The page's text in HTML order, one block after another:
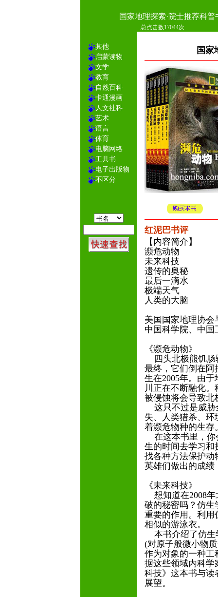
国家地理探索·院士推荐科普
总点击数17044次
其他
启蒙读物
文学
教育
自然百科
卡通漫画
人文社科
艺术
语言
体育
电脑网络
工具书
电子出版物
不区分
国家
红泥巴书评
【内容简介】
濒危动物
未来科技
遗传的奥秘
最后一滴水
极端天气
人类的大脑
美国国家地理协
中国科学院、中
《濒危动物》
四头北极熊饥肠
最终，它们倒在阿
生在2005年。由
川正在不断融化
被侵蚀将会导致
这只不过是威胁
失、人类猎杀、
着濒危物种的生
在这本书里，你
生的时间去学习和
找各种方法保护动
英雄们做出的成
《未来科技》
想知道在2008年
破的秘密吗？仿
重要的作用。利用
相似的游泳衣。
本书介绍了仿生
(对原子般微小物
作为对象的一种工
据这些领域内科学
科技》这本书与读
展望。